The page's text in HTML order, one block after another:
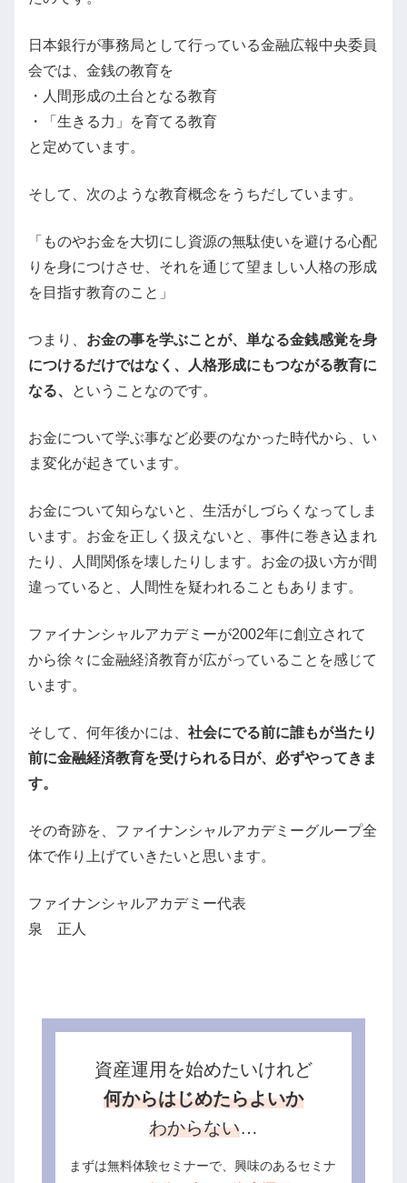
日本銀行が事務局として行っている金融広報中央委員
会では、金銭の教育を
・人間形成の土台となる教育
・「生きる力」を育てる教育
と定めています。
そして、次のような教育概念をうちだしています。
「ものやお金を大切にし資源の無駄使いを避ける心配
りを身につけさせ、それを通じて望ましい人格の形成
を目指す教育のこと」
つまり、 お金の事を学ぶことが、単なる金銭感覚を身
につけるだけではなく、人格形成にもつながる教育に
なる、
ということなのです。
お金について学ぶ事など必要のなかった時代から、い
ま変化が起きています。
お金について知らないと、生活がしづらくなってしま
います。お金を正しく扱えないと、事件に巻き込まれ
たり、人間関係を壊したりします。お金の扱い方が間
違っていると、人間性を疑われることもあります。
ファイナンシャルアカデミーが2002年に創立されて
から徐々に金融経済教育が広がっていることを感じて
います。
そして、何年後かには、 社会にでる前に誰もが当たり
前に金融経済教育を受けられる日が、必ずやってきま
す。
その奇跡を、ファイナンシャルアカデミーグループ全
体で作り上げていきたいと思います。
ファイナンシャルアカデミー代表
泉 正人
資産運用を始めたいけれど
何からはじめたらよいか
わからない…
まずは無料体験セミナーで、興味のあるセミナ